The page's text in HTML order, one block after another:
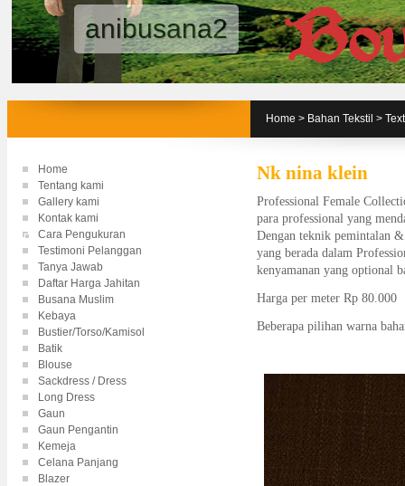
Home > Bahan Tekstil >
Home
Tentang kami
Gallery kami
Kontak kami
Cara Pengukuran
Testimoni Pelanggan
Tanya Jawab
Daftar Harga Jahitan
Busana Muslim
Kebaya
Bustier/Torso/Kamisol
Batik
Blouse
Sackdress / Dress
Long Dress
Gaun
Gaun Pengantin
Kemeja
Celana Panjang
Blazer
Nk nina klein
Professional Female
para professional yang
Dengan teknik pemintalan
yang berada dalam
kenyamanan yang optional
Harga per meter Rp 80.000
Beberapa pilihan warna